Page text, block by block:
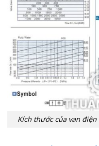
Kích thước của van điện